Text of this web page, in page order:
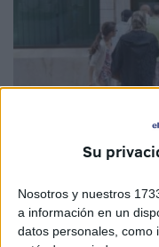
Su
Nosotros y nuestros
a información en un
datos personales, como
Imagen de archivo
ElServicio Público